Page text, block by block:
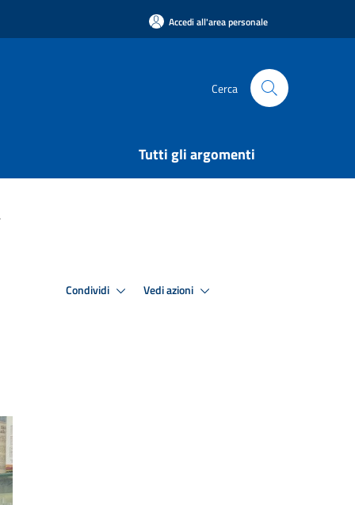
Accedi all'area personale
Cerca
Tutti gli argomenti
Condividi Vedi azioni